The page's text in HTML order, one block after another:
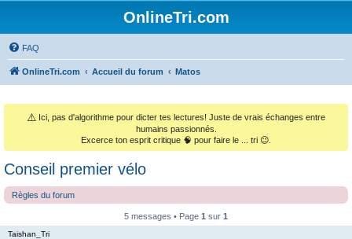
OnlineTri.com
FAQ
OnlineTri.com Accueil du forum Matos
⚠️ Ici, pas d'algorithme pour dicter tes lectures! Juste de vrais échanges entre
humains passionnés.
Excerce ton esprit critique 🧠 pour faire le ... tri 😉.
Conseil premier vélo
Règles du forum
5 messages • Page 1 sur 1
Taishan_Tri